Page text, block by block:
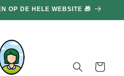
OP DE HELE WEBSITE 🎁
Mand